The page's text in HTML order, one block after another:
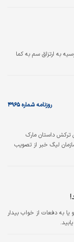
به ارتزاق سم به کما
روزنامه شماره ۴۹۶۵
ترکش داستان مارک
لیگ خبر از تصویب
به دفعات از خواب بیدار